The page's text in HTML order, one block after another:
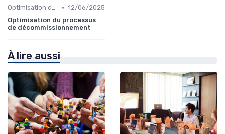
Optimisation des coûts • 12/06/2025
Optimisation du processus
de décommissionnement
À lire aussi